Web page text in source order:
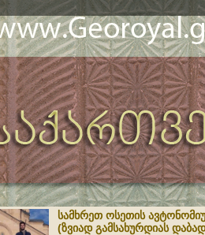
სამხრეთ ოსეთის
(ზვიად გამსახურდიას